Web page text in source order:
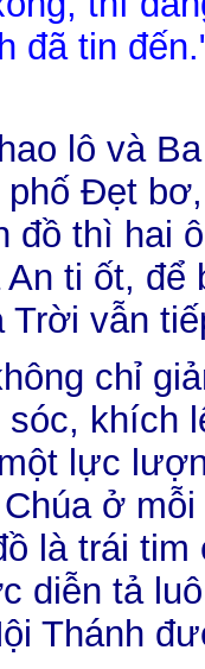
đã tin
lô và
phố Đẹt
đồ thì hai
ti ốt, để
vẫn
chỉ
khích
lực
ở
là trái
diễn tả
Thánh